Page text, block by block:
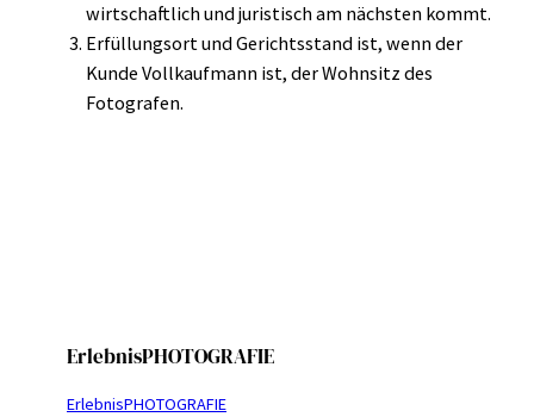
wirtschaftlich und juristisch am nächsten kommt.
Erfüllungsort und Gerichtsstand ist, wenn der
Kunde Vollkaufmann ist, der Wohnsitz des
Fotografen.
ErlebnisPHOTOGRAFIE
ErlebnisPHOTOGRAFIE